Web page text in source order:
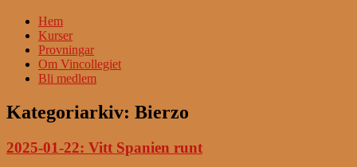
Hem
Kurser
Provningar
Om Vincollegiet
Bli medlem
Kategoriarkiv: Bierzo
2025-01-22: Vitt Spanien runt